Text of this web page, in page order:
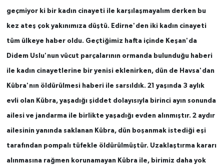
geçmiyor ki bir kadın cinayeti ile karşılaşmayalım derken bu
kez ateş çok yakınımıza düştü. Edirne'den iki kadın cinayeti
tüm ülkeye haber oldu. Geçtiğimiz hafta içinde Keşan'da
Didem Uslu'nun vücut parçalarının ormanda bulunduğu haberi
ile kadın cinayetlerine bir yenisi eklenirken, dün de Havsa'dan
Kübra'nın öldürülmesi haberi ile sarsıldık. 21 yaşında 3 aylık
evli olan Kübra, yaşadığı şiddet dolayısıyla birinci ayın sonunda
ailesi ve jandarma ile birlikte yaşadığı evden alınmıştır. 2 aydır
ailesinin yanında saklanan Kübra, dün boşanmak istediği eşi
tarafından pompalı tüfekle öldürülmüştür. Uzaklaştırma kararı
alınmasına rağmen korunamayan Kübra ile, birimiz daha yok